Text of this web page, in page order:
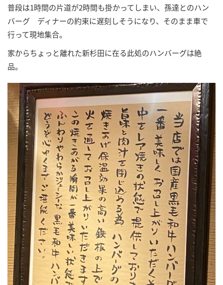
普段は1時間の片道が2時間も掛かってしまい、孫達とのハン
バーグ ディナーの約束に遅刻しそうになり、そのまま車で
行って現地集合。
家からちょっと離れた新杉田に在る此処のハンバーグは絶
品。